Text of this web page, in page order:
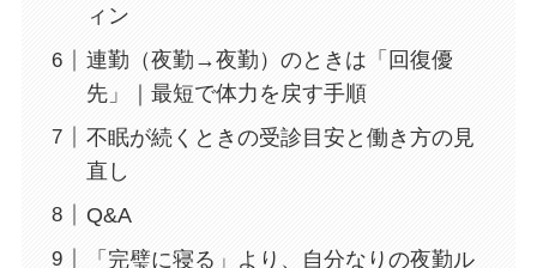
ィン
連勤（夜勤→夜勤）のときは「回復優
先」｜最短で体力を戻す手順
不眠が続くときの受診目安と働き方の見
直し
Q&A
「完璧に寝る」より、自分なりの夜勤ル